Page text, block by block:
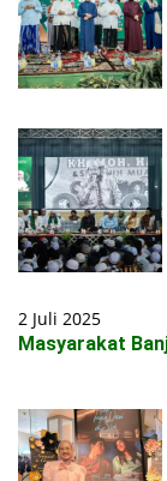
2 Juli 2025
Masyarakat